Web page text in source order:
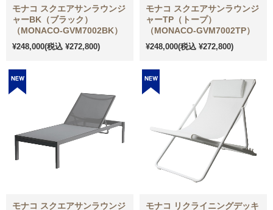
モナコ スクエアサンラウンジ
ャーBK（ブラック）
（MONACO-GVM7002BK）
¥248,000(税込 ¥272,800)
モナコ スクエアサンラウンジ
ャーTP（トープ）
（MONACO-GVM7002TP）
¥248,000(税込 ¥272,800)
モナコ スクエアサンラウンジ モナコ リクライニングデッキ